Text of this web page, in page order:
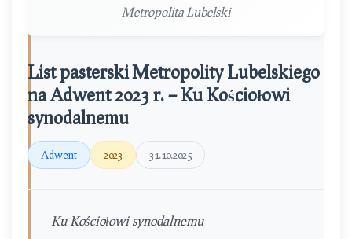
Metropolita Lubelski
List pasterski Metropolity Lubelskiego
na Adwent 2023 r. – Ku Kościołowi
synodalnemu
Adwent 2023 31.10.2025
Ku Kościołowi synodalnemu